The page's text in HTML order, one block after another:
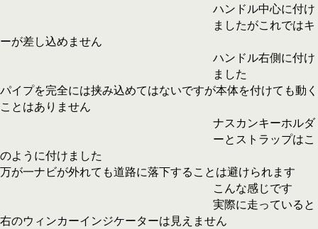
ハンドル中心に付け
ましたがこれではキ
ーが差し込めません
ハンドル右側に付け
ました
パイプを完全には挟み込めてはないですが本体を付けても動く
ことはありません
ナスカンキーホルダ
ーとストラップはこ
のように付けました
万が一ナビが外れても道路に落下することは避けられます
こんな感じです
実際に走っていると
右のウィンカーインジケーターは見えません